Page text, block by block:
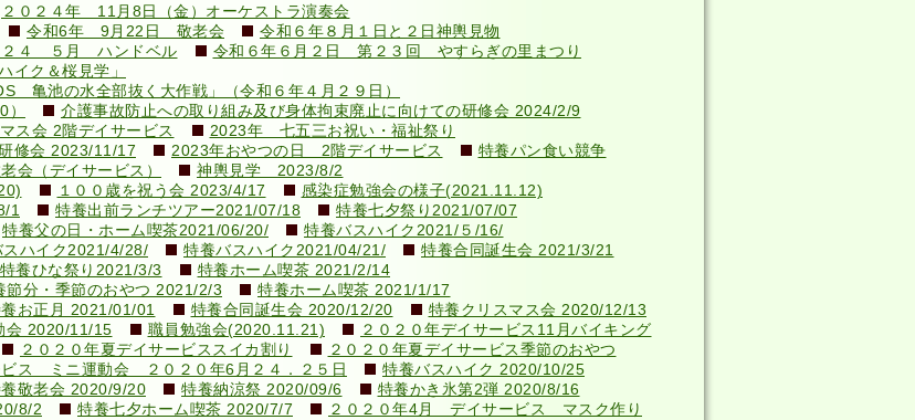
２０２４年 11月8日（金）オーケストラ演奏会
令和6年 9月22日 敬老会
令和６年８月１日と２日神輿見物
２４ ５月 ハンドベル
令和６年６月２日 第２３回 やすらぎの里まつり
イク＆桜見学」
亀池の水全部抜く大作戦」（令和６年４月２９日）
介護事故防止への取り組み及び身体拘束廃止に向けての研修会 2024/2/9
ス会 2階デイサービス
2023年 七五三お祝い・福祉祭り
修会 2023/11/17
2023年おやつの日 2階デイサービス
特養パン食い競争
会（デイサービス）
神輿見学 2023/8/2
１００歳を祝う会 2023/4/17
感染症勉強会の様子(2021.11.12)
1 特養出前ランチツアー2021/07/18
特養七夕祭り2021/07/07
特養父の日・ホーム喫茶2021/06/20/
特養バスハイク2021/５/16/
スハイク2021/4/28/ 特養バスハイク2021/04/21/
特養合同誕生会 2021/3/21
特養ひな祭り2021/3/3
特養ホーム喫茶 2021/2/14
節分・季節のおやつ 2021/2/3
特養ホーム喫茶 2021/1/17
お正月 2021/01/01 特養合同誕生会 2020/12/20
特養クリスマス会 2020/12/13
会 2020/11/15 職員勉強会(2020.11.21)
２０２０年デイサービス11月バイキング
２０２０年夏デイサービススイカ割り
２０２０年夏デイサービス季節のおやつ
ビス ミニ運動会 ２０２０年6月２４．２５日
特養バスハイク 2020/10/25
敬老会 2020/9/20 特養納涼祭 2020/09/6
特養かき氷第2弾 2020/8/16
8/2
特養七夕ホーム喫茶 2020/7/7
２０２０年4月 デイサービス マスク作り